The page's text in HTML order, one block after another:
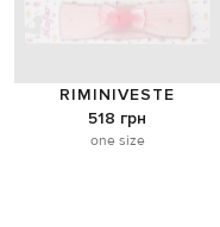
RIMINIVESTE
518 грн
one size